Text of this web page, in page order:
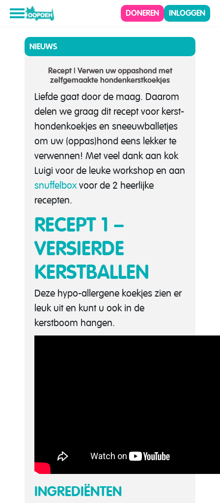
DONEREN INLOGGEN
NIEUWS
Recept | Verwen uw oppashond met
zelfgemaakte hondenkerstkoekjes
Liefde gaat door de maag. Daarom
delen we graag dit recept voor kerst-
hondenkoekjes en sneeuwballetjes
om uw (oppas)hond eens lekker te
verwennen! Met veel dank aan kok
Luigi voor de leuke workshop en aan
snuffelbox voor de 2 heerlijke
recepten.
RECEPT 1 –
VERSIERDE
KERSTBALLEN
Deze hypo-allergene koekjes zien er
leuk uit en kunt u ook in de
kerstboom hangen.
INGREDIËNTEN